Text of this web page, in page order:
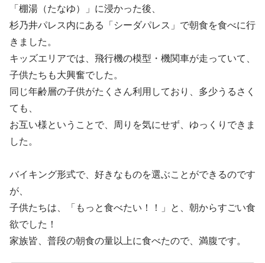
「棚湯（たなゆ）」に浸かった後、
杉乃井パレス内にある「シーダパレス」で朝食を食べに行
きました。
キッズエリアでは、飛行機の模型・機関車が走っていて、
子供たちも大興奮でした。
同じ年齢層の子供がたくさん利用しており、多少うるさく
ても、
お互い様ということで、周りを気にせず、ゆっくりできま
した。
バイキング形式で、好きなものを選ぶことができるのです
が、
子供たちは、「もっと食べたい！！」と、朝からすごい食
欲でした！
家族皆、普段の朝食の量以上に食べたので、満腹です。